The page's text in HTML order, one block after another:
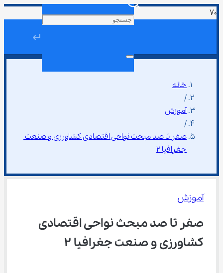
↵
خانه
/
آموزش
/
صفر تا صد مبحث نواحی اقتصادی کشاورزی و صنعت
جغرافیا ۲
آموزش
صفر تا صد مبحث نواحی اقتصادی
کشاورزی و صنعت جغرافیا ۲